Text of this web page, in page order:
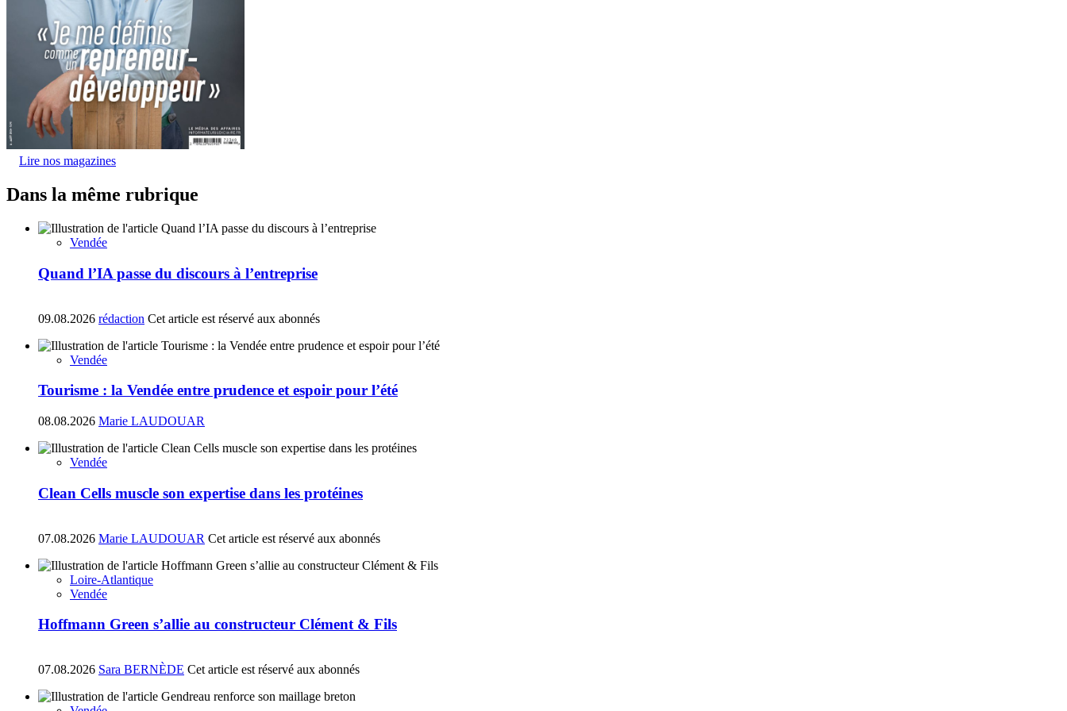
Lire nos magazines
Dans la même rubrique
Vendée
Quand l’IA passe du discours à l’entreprise
09.08.2026 rédaction Cet article est réservé aux abonnés
Vendée
Tourisme : la Vendée entre prudence et espoir pour l’été
08.08.2026 Marie LAUDOUAR
Vendée
Clean Cells muscle son expertise dans les protéines
07.08.2026 Marie LAUDOUAR Cet article est réservé aux abonnés
Loire-Atlantique
Vendée
Hoffmann Green s’allie au constructeur Clément & Fils
07.08.2026 Sara BERNÈDE Cet article est réservé aux abonnés